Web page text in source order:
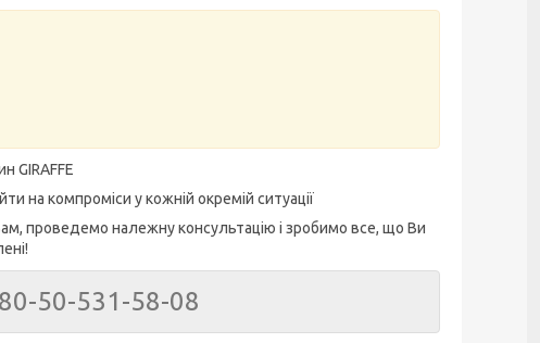
GIRAFFE
на компроміси у кожній окремій ситуації
проведемо належну консультацію і зробимо все, що Ви
50-531-58-08